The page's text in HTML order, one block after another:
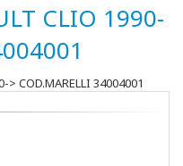
CLIO 1990-
> COD.MARELLI 34004001